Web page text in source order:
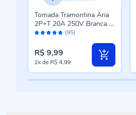
Avaliação: (95)
Tomada Tramontina Aria
2P+T 20A 250V Branca -
57241013
R$ 9,99
2xde R$ 4,99